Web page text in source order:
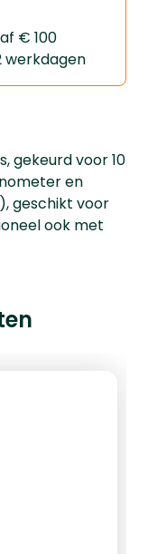
gekeurd voor 10
en
geschikt voor
ook met
€ 100
werkdagen